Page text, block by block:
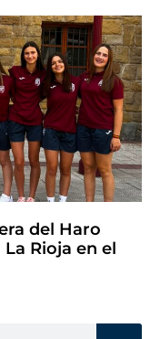
del Haro
Rioja en el